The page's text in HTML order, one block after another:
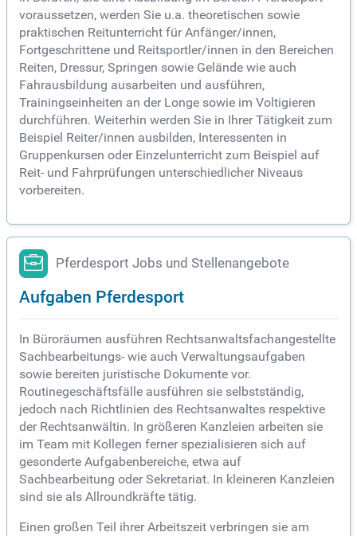
voraussetzen, werden Sie u.a. theoretischen sowie
praktischen Reitunterricht für Anfänger/innen,
Fortgeschrittene und Reitsportler/innen in den Bereichen
Reiten, Dressur, Springen sowie Gelände wie auch
Fahrausbildung ausarbeiten und ausführen,
Trainingseinheiten an der Longe sowie im Voltigieren
durchführen. Weiterhin werden Sie in Ihrer Tätigkeit zum
Beispiel Reiter/innen ausbilden, Interessenten in
Gruppenkursen oder Einzelunterricht zum Beispiel auf
Reit- und Fahrprüfungen unterschiedlicher Niveaus
vorbereiten.
Pferdesport Jobs und Stellenangebote
Aufgaben Pferdesport
In Büroräumen ausführen Rechtsanwaltsfachangestellte
Sachbearbeitungs- wie auch Verwaltungsaufgaben
sowie bereiten juristische Dokumente vor.
Routinegeschäftsfälle ausführen sie selbstständig,
jedoch nach Richtlinien des Rechtsanwaltes respektive
der Rechtsanwältin. In größeren Kanzleien arbeiten sie
im Team mit Kollegen ferner spezialisieren sich auf
gesonderte Aufgabenbereiche, etwa auf
Sachbearbeitung oder Sekretariat. In kleineren Kanzleien
sind sie als Allroundkräfte tätig.
Einen großen Teil ihrer Arbeitszeit verbringen sie am